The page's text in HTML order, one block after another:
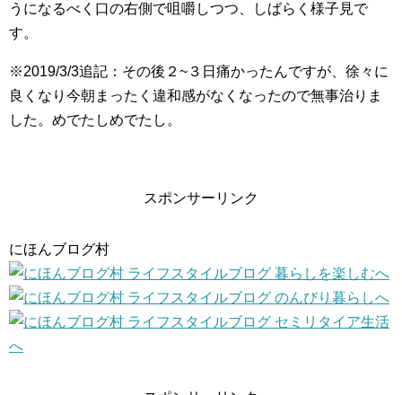
うになるべく口の右側で咀嚼しつつ、しばらく様子見で
す。
※2019/3/3追記：その後２~３日痛かったんですが、徐々に
良くなり今朝まったく違和感がなくなったので無事治りま
した。めでたしめでたし。
スポンサーリンク
にほんブログ村